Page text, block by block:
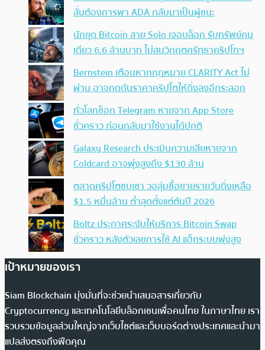
ลั่นต้องการพา ADA กลับมาเป็นผู้ชนะ
นักขุด Bitcoin สาย Solo เจอบล็อก รับทรัพย์คน
เดียว 6.6 ล้านบาท ไม่สนวิกฤตศรัทธาคริปโทฯ
Bernstein เตือนหากกฎหมาย CLARITY Act ไม่
ผ่าน อาจกดดันราคาคริปโตให้ดิ่งลงอีกระลอก
ทั่วโลกช็อก Telegram หายจาก App Store
ชั่วคราว ก่อนกลับมาใช้งานได้ปกติ
Galaxy Research ประเมินความเสียหายจาก
Coldcard อาจพุ่งสูงถึง $130 ล้าน
ตลาดคริปโตซบเซา วอลุ่มซื้อขายรายวันดิ่งเหลือ
$1.5 หมื่นล้าน ต่ำสุดตั้งแต่ต้นปี 2026
Boltz ประกาศระงับให้บริการ Bitcoin Swap
ชั่วคราว หลังตัวเลขการใช้ AI แฮ็กระบบพุ่งสูง
เป้าหมายของเรา
Siam Blockchain มุ่งมั่นที่จะช่วยนำเสนอสารเกี่ยวกับ
Cryptocurrency และเทคโนโลยีบล็อกเชนเพื่อคนไทย ในภาษาไทย เรา
รวบรวมข้อมูลส่วนใหญ่จากเว็บไซต์และเว็บบอร์ดต่างประเทศและนำมา
แปลส่งตรงถึงฟีดคุณ